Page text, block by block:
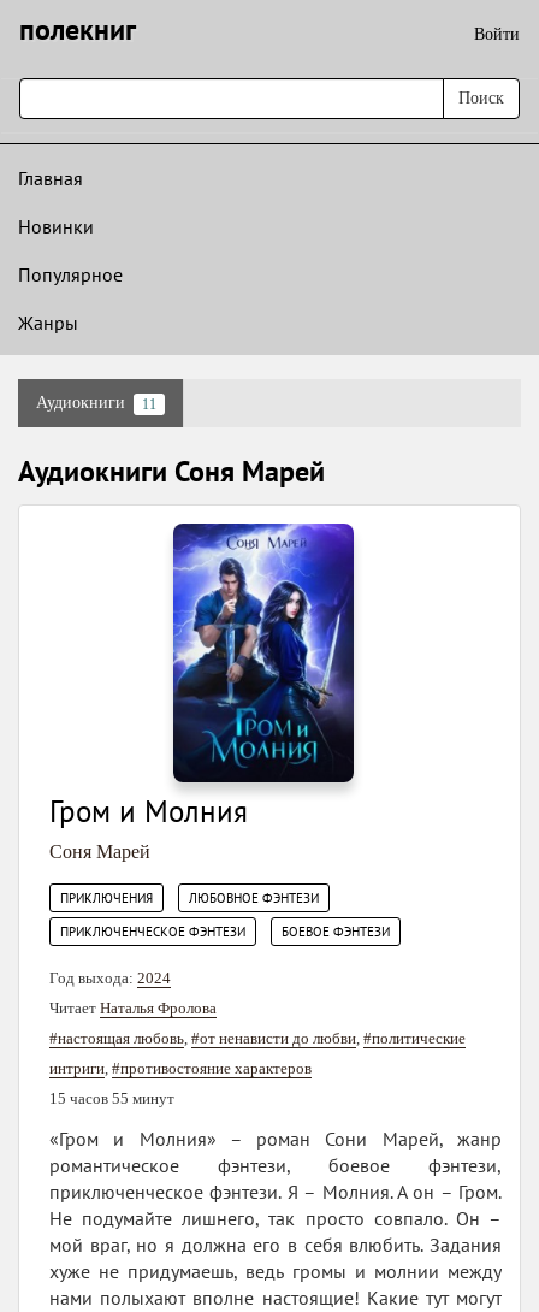
полекниг Войти
Поиск
Главная
Новинки
Популярное
Жанры
Аудиокниги 11
Аудиокниги Соня Марей
Гром и Молния
Соня Марей
ПРИКЛЮЧЕНИЯ ЛЮБОВНОЕ ФЭНТЕЗИ
ПРИКЛЮЧЕНЧЕСКОЕ ФЭНТЕЗИ БОЕВОЕ ФЭНТЕЗИ
Год выхода: 2024
Читает Наталья Фролова
#настоящая любовь #от ненависти до любви #политические
интриги #противостояние характеров
15 часов 55 минут
«Гром и Молния» – роман Сони Марей, жанр
романтическое фэнтези, боевое фэнтези,
приключенческое фэнтези. Я – Молния. А он – Гром.
Не подумайте лишнего, так просто совпало. Он –
мой враг, но я должна его в себя влюбить. Задания
хуже не придумаешь, ведь громы и молнии между
нами полыхают вполне настоящие! Какие тут могут